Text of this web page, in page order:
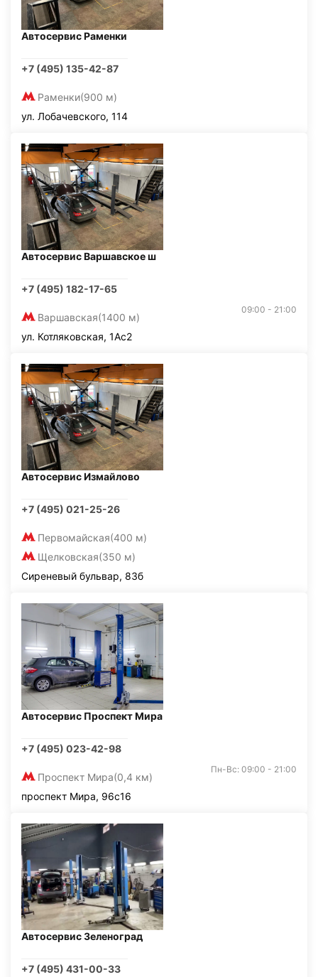
Автосервис Раменки
+7 (495) 135-42-87
Раменки(900 м)
ул. Лобачевского, 114
Автосервис Варшавское ш
+7 (495) 182-17-65
Варшавская(1400 м)
09:00 - 21:00
ул. Котляковская, 1Ас2
Автосервис Измайлово
+7 (495) 021-25-26
Первомайская(400 м)
Щелковская(350 м)
Сиреневый бульвар, 83б
Автосервис Проспект Мира
+7 (495) 023-42-98
Проспект Мира(0,4 км)
Пн-Вс: 09:00 - 21:00
проспект Мира, 96с16
Автосервис Зеленоград
+7 (495) 431-00-33